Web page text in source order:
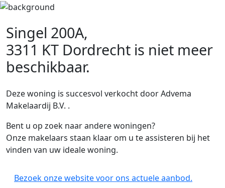
Singel 200A,
3311 KT Dordrecht is niet meer
beschikbaar.
Deze woning is succesvol verkocht door Advema
Makelaardij B.V. .
Bent u op zoek naar andere woningen?
Onze makelaars staan klaar om u te assisteren bij het
vinden van uw ideale woning.
Bezoek onze website voor ons actuele aanbod.